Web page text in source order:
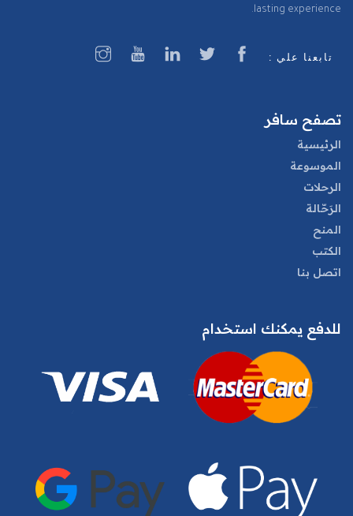
lasting experience.
تابعنا علي :
تصفح سافر
الرئيسية
الموسوعة
الرحلات
الرَحّالة
المنح
الكتب
اتصل بنا
للدفع يمكنك استخدام